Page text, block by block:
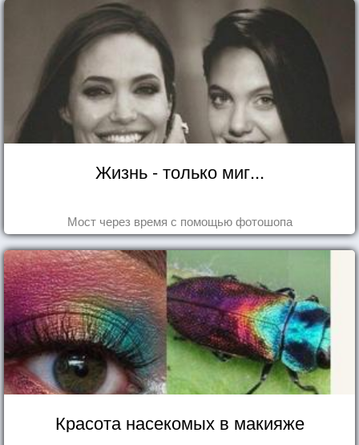
Жизнь - только миг...
Мост через время с помощью фотошопа
Красота насекомых в макияже